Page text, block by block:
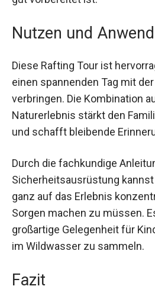
jeder Teilnehmer gut
Nutzen und
Diese Rafting Tour ist
einen spannenden Tag mit der
verbringen. Die Kombination
Naturerlebnis stärkt den
und schafft bleibende
Durch die fachkundige
Sicherheitsausrüstung kannst
ganz auf das Erlebnis
Sorgen machen zu müssen.
eine großartige Gelegenheit
Fazit